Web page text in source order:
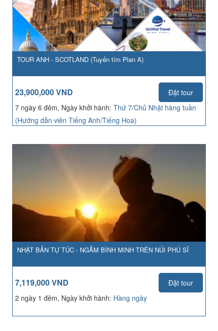
TOUR ANH - SCOTLAND (Tuyến tím Plan A)
23,900,000 VND
Đặt tour
7 ngày 6 đêm, Ngày khởi hành: Thứ 7/Chủ Nhật hàng tuần
(Hướng dẫn viên Tiếng Anh/Tiếng Hoa)
NHẬT BẢN TỰ TÚC - NGẮM BÌNH MINH TRÊN NÚI PHÚ SĨ
7,119,000 VND
Đặt tour
2 ngày 1 đêm, Ngày khởi hành: Hàng ngày